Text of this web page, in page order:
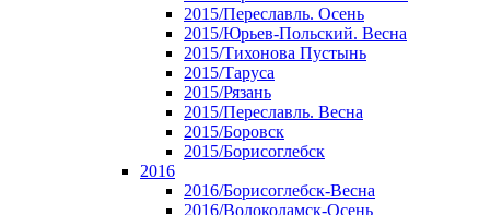
2015/Переславль. Осень
2015/Юрьев-Польский. Весна
2015/Тихонова Пустынь
2015/Таруса
2015/Рязань
2015/Переславль. Весна
2015/Боровск
2015/Борисоглебск
2016
2016/Борисоглебск-Весна
2016/Волоколамск-Осень